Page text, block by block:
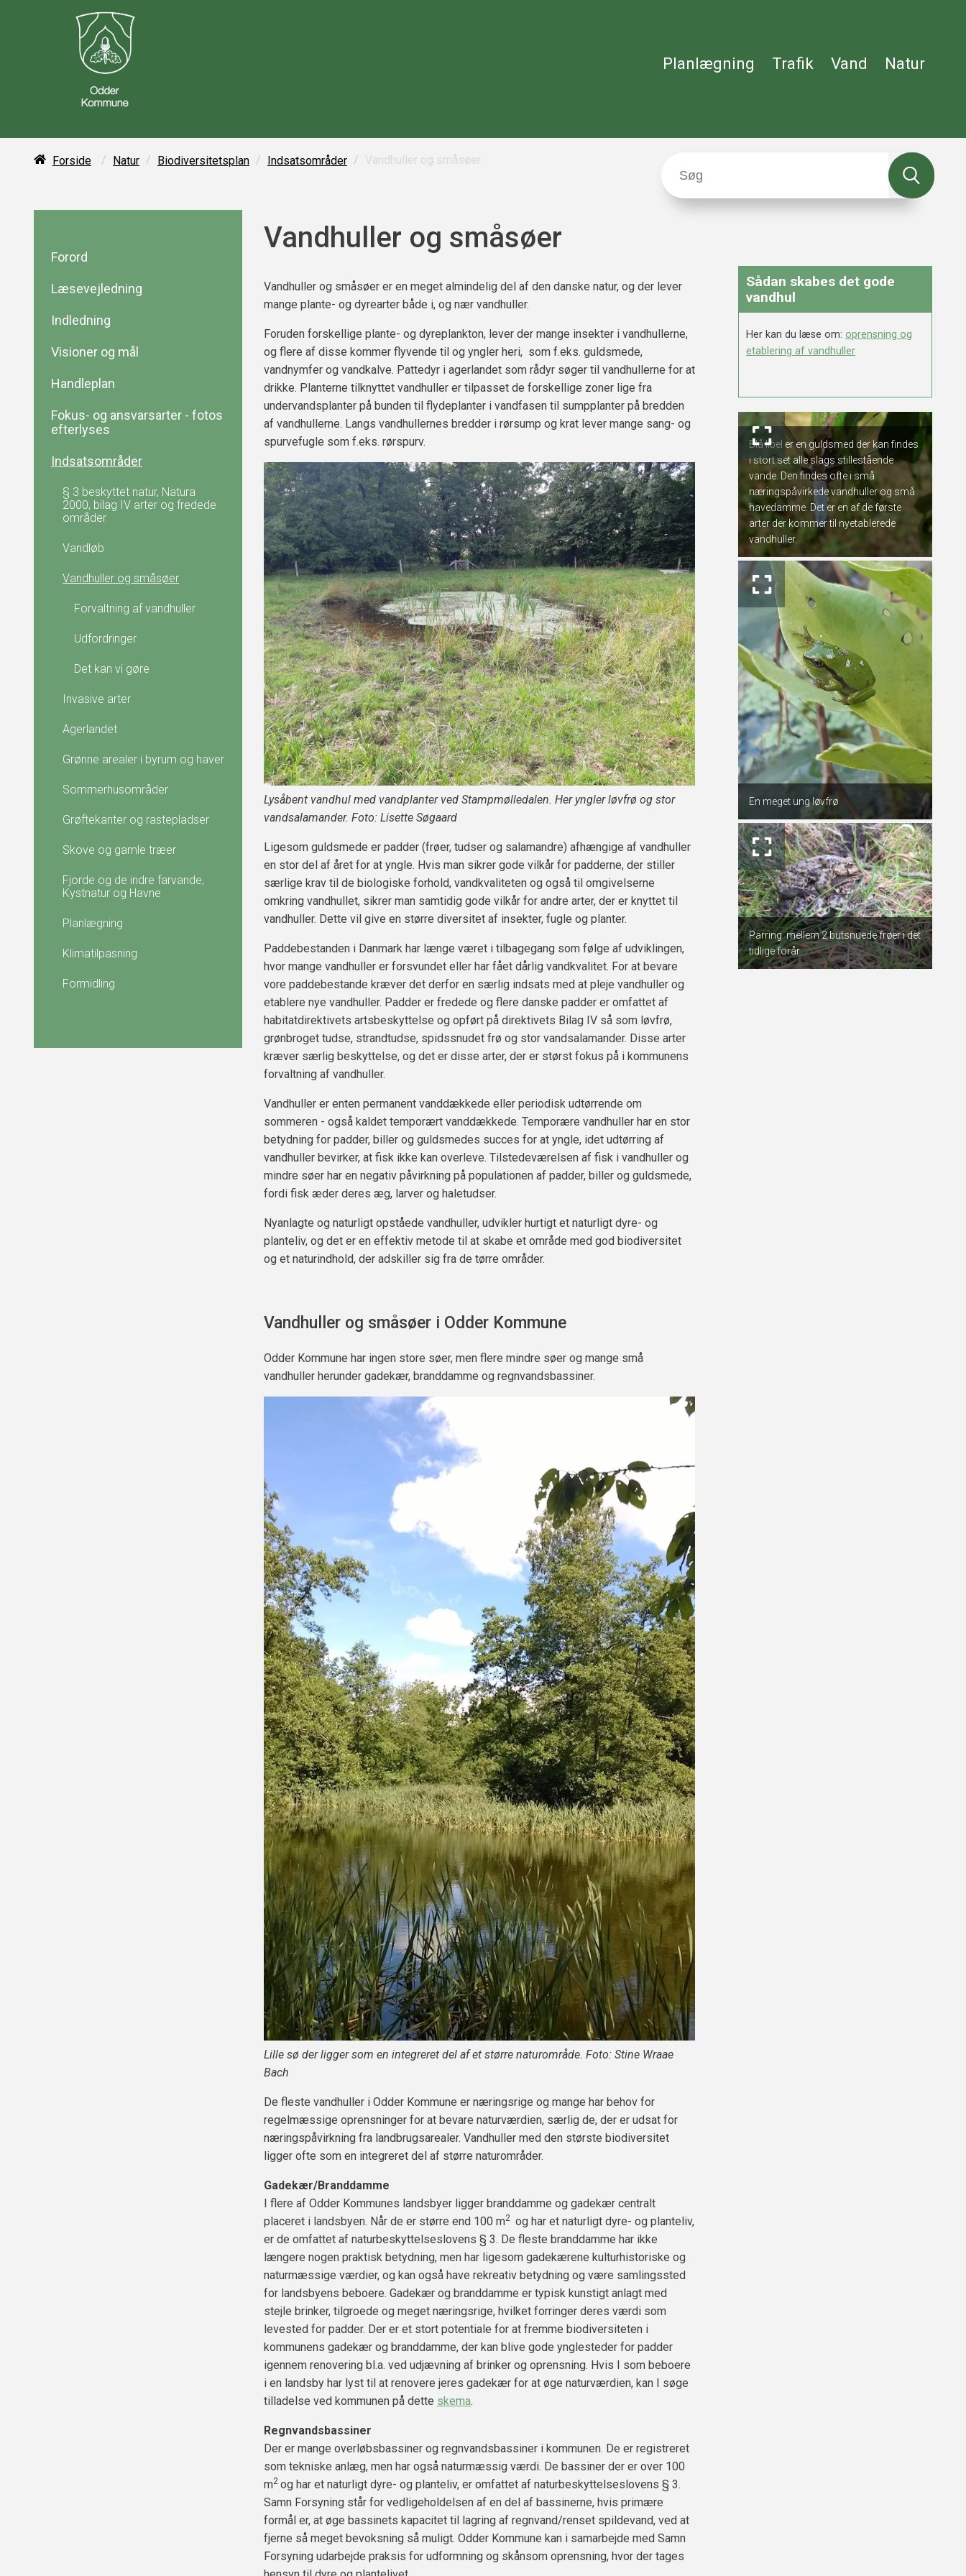
Planlægning Trafik Vand Natur
Forside / Natur / Biodiversitetsplan / Indsatsområder / Vandhuller og småsøer
Forord
Læsevejledning
Indledning
Visioner og mål
Handleplan
Fokus- og ansvarsarter - fotos
efterlyses
Indsatsområder
§ 3 beskyttet natur, Natura
2000, bilag IV arter og fredede
områder
Vandløb
Vandhuller og småsøer
Forvaltning af vandhuller
Udfordringer
Det kan vi gøre
Invasive arter
Agerlandet
Grønne arealer i byrum og haver
Sommerhusområder
Grøftekanter og rastepladser
Skove og gamle træer
Fjorde og de indre farvande,
Kystnatur og Havne
Planlægning
Klimatilpasning
Formidling
Vandhuller og småsøer
Vandhuller og småsøer er en meget almindelig del af den danske natur, og der lever
mange plante- og dyrearter både i, og nær vandhuller.
Foruden forskellige plante- og dyreplankton, lever der mange insekter i vandhullerne,
og flere af disse kommer flyvende til og yngler heri, som f.eks. guldsmede,
vandnymfer og vandkalve. Pattedyr i agerlandet som rådyr søger til vandhullerne for at
drikke. Planterne tilknyttet vandhuller er tilpasset de forskellige zoner lige fra
undervandsplanter på bunden til flydeplanter i vandfasen til sumpplanter på bredden
af vandhullerne. Langs vandhullernes bredder i rørsump og krat lever mange sang- og
spurvefugle som f.eks. rørspurv.
Lysåbent vandhul med vandplanter ved Stampmølledalen. Her yngler løvfrø og stor
vandsalamander. Foto: Lisette Søgaard
Ligesom guldsmede er padder (frøer, tudser og salamandre) afhængige af vandhuller
en stor del af året for at yngle. Hvis man sikrer gode vilkår for padderne, der stiller
særlige krav til de biologiske forhold, vandkvaliteten og også til omgivelserne
omkring vandhullet, sikrer man samtidig gode vilkår for andre arter, der er knyttet til
vandhuller. Dette vil give en større diversitet af insekter, fugle og planter.
Paddebestanden i Danmark har længe været i tilbagegang som følge af udviklingen,
hvor mange vandhuller er forsvundet eller har fået dårlig vandkvalitet. For at bevare
vore paddebestande kræver det derfor en særlig indsats med at pleje vandhuller og
etablere nye vandhuller. Padder er fredede og flere danske padder er omfattet af
habitatdirektivets artsbeskyttelse og opført på direktivets Bilag IV så som løvfrø,
grønbroget tudse, strandtudse, spidssnudet frø og stor vandsalamander. Disse arter
kræver særlig beskyttelse, og det er disse arter, der er størst fokus på i kommunens
forvaltning af vandhuller.
Vandhuller er enten permanent vanddækkede eller periodisk udtørrende om
sommeren - også kaldet temporært vanddækkede. Temporære vandhuller har en stor
betydning for padder, biller og guldsmedes succes for at yngle, idet udtørring af
vandhuller bevirker, at fisk ikke kan overleve. Tilstedeværelsen af fisk i vandhuller og
mindre søer har en negativ påvirkning på populationen af padder, biller og guldsmede,
fordi fisk æder deres æg, larver og haletudser.
Nyanlagte og naturligt opståede vandhuller, udvikler hurtigt et naturligt dyre- og
planteliv, og det er en effektiv metode til at skabe et område med god biodiversitet
og et naturindhold, der adskiller sig fra de tørre områder.
Vandhuller og småsøer i Odder Kommune
Odder Kommune har ingen store søer, men flere mindre søer og mange små
vandhuller herunder gadekær, branddamme og regnvandsbassiner.
Lille sø der ligger som en integreret del af et større naturområde. Foto: Stine Wraae
Bach
De fleste vandhuller i Odder Kommune er næringsrige og mange har behov for
regelmæssige oprensninger for at bevare naturværdien, særlig de, der er udsat for
næringspåvirkning fra landbrugsarealer. Vandhuller med den største biodiversitet
ligger ofte som en integreret del af større naturområder.
Gadekær/Branddamme
I flere af Odder Kommunes landsbyer ligger branddamme og gadekær centralt
placeret i landsbyen. Når de er større end 100 m2 og har et naturligt dyre- og planteliv,
er de omfattet af naturbeskyttelseslovens § 3. De fleste branddamme har ikke
længere nogen praktisk betydning, men har ligesom gadekærene kulturhistoriske og
naturmæssige værdier, og kan også have rekreativ betydning og være samlingssted
for landsbyens beboere. Gadekær og branddamme er typisk kunstigt anlagt med
stejle brinker, tilgroede og meget næringsrige, hvilket forringer deres værdi som
levested for padder. Der er et stort potentiale for at fremme biodiversiteten i
kommunens gadekær og branddamme, der kan blive gode ynglesteder for padder
igennem renovering bl.a. ved udjævning af brinker og oprensning. Hvis I som beboere
i en landsby har lyst til at renovere jeres gadekær for at øge naturværdien, kan I søge
tilladelse ved kommunen på dette skema.
Regnvandsbassiner
Der er mange overløbsbassiner og regnvandsbassiner i kommunen. De er registreret
som tekniske anlæg, men har også naturmæssig værdi. De bassiner der er over 100
m2 og har et naturligt dyre- og planteliv, er omfattet af naturbeskyttelseslovens § 3.
Samn Forsyning står for vedligeholdelsen af en del af bassinerne, hvis primære
formål er, at øge bassinets kapacitet til lagring af regnvand/renset spildevand, ved at
fjerne så meget bevoksning så muligt. Odder Kommune kan i samarbejde med Samn
Forsyning udarbejde praksis for udformning og skånsom oprensning, hvor der tages
Sådan skabes det gode
vandhul
Her kan du læse om: oprensning og
etablering af vandhuller
Blå libel er en guldsmed der kan findes
i stort set alle slags stillestående
vande. Den findes ofte i små
næringspåvirkede vandhuller og små
havedamme. Det er en af de første
arter der kommer til nyetablerede
vandhuller.
En meget ung løvfrø
Parring mellem 2 butsnuede frøer i det
tidlige forår